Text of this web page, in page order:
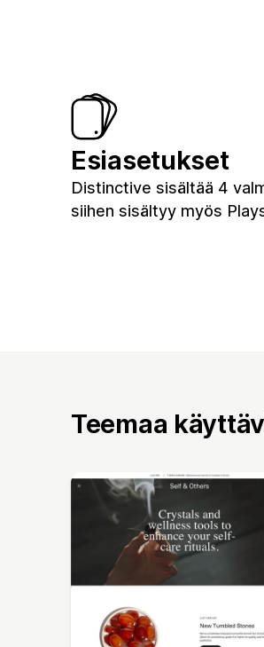
Esiasetukset
Distinctive sisältää 4
siihen sisältyy myös
Teemaa